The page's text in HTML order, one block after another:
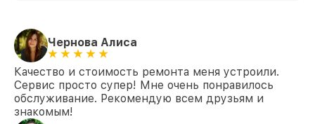
Чернова Алиса
Качество и стоимость ремонта меня устроили.
Сервис просто супер! Мне очень понравилось
обслуживание. Рекомендую всем друзьям и
знакомым!